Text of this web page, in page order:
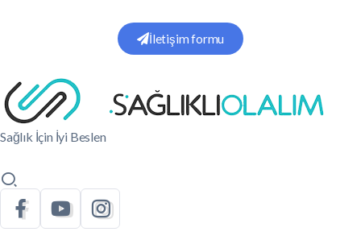
İletişim formu
Sağlık İçin İyi Beslen